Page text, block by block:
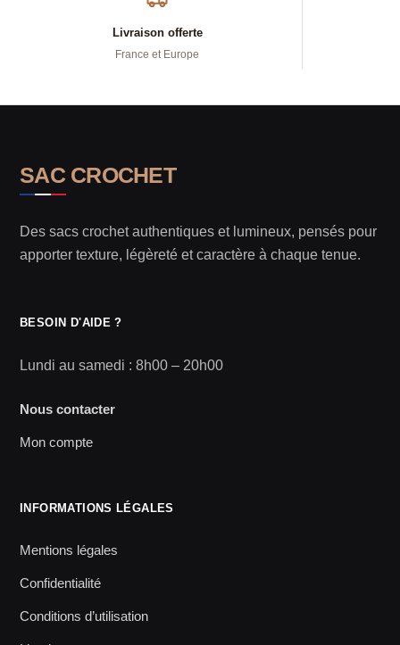
Livraison offerte
France et Europe
SAC CROCHET
Des sacs crochet authentiques et lumineux, pensés pour
apporter texture, légèreté et caractère à chaque tenue.
BESOIN D'AIDE ?
Lundi au samedi : 8h00 – 20h00
Nous contacter
Mon compte
INFORMATIONS LÉGALES
Mentions légales
Confidentialité
Conditions d’utilisation